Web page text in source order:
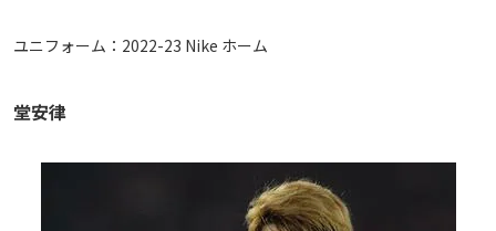
ユニフォーム：2022-23 Nike ホーム
堂安律